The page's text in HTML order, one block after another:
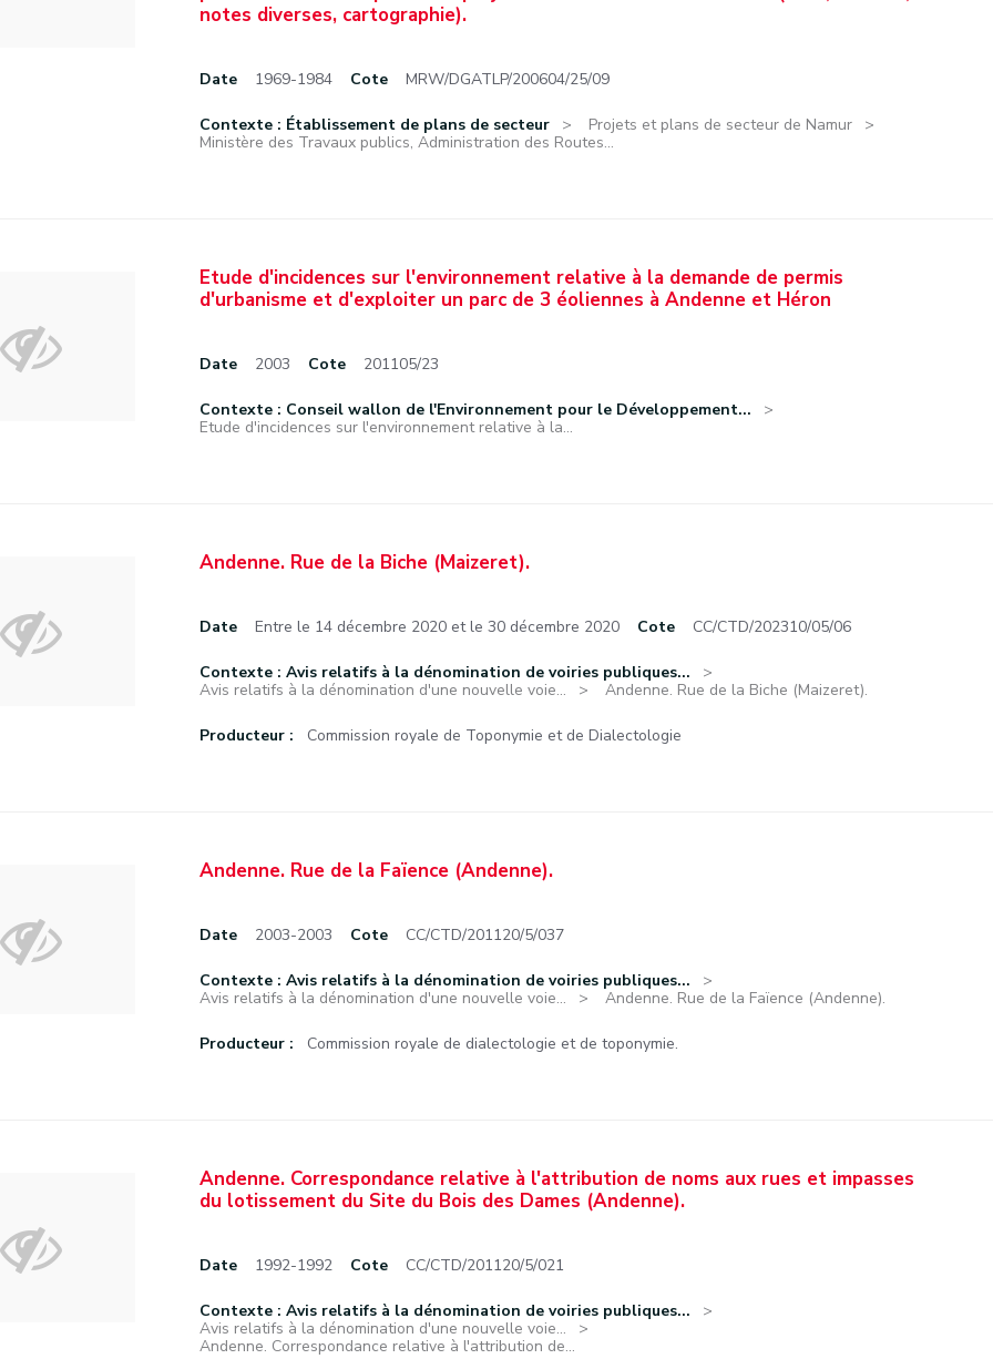
notes diverses, cartographie).
Date 1969-1984 Cote MRW/DGATLP/200604/25/09
Contexte : Établissement de plans de secteur
Projets et plans de secteur de Namur
Ministère des Travaux publics, Administration des Routes...
Etude d'incidences sur l'environnement relative à la demande de permis
d'urbanisme et d'exploiter un parc de 3 éoliennes à Andenne et Héron
Date 2003 Cote 201105/23
Contexte : Conseil wallon de l'Environnement pour le Développement...
Etude d'incidences sur l'environnement relative à la...
Andenne. Rue de la Biche (Maizeret).
Date Entre le 14 décembre 2020 et le 30 décembre 2020 Cote CC/CTD/202310/05/06
Contexte : Avis relatifs à la dénomination de voiries publiques...
Avis relatifs à la dénomination d'une nouvelle voie...
Andenne. Rue de la Biche (Maizeret).
Producteur : Commission royale de Toponymie et de Dialectologie
Andenne. Rue de la Faïence (Andenne).
Date 2003-2003 Cote CC/CTD/201120/5/037
Contexte : Avis relatifs à la dénomination de voiries publiques...
Avis relatifs à la dénomination d'une nouvelle voie...
Andenne. Rue de la Faïence (Andenne).
Producteur : Commission royale de dialectologie et de toponymie.
Andenne. Correspondance relative à l'attribution de noms aux rues et impasses
du lotissement du Site du Bois des Dames (Andenne).
Date 1992-1992 Cote CC/CTD/201120/5/021
Contexte : Avis relatifs à la dénomination de voiries publiques...
Avis relatifs à la dénomination d'une nouvelle voie...
Andenne. Correspondance relative à l'attribution de...